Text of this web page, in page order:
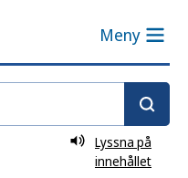
Meny
Lyssna på
innehållet